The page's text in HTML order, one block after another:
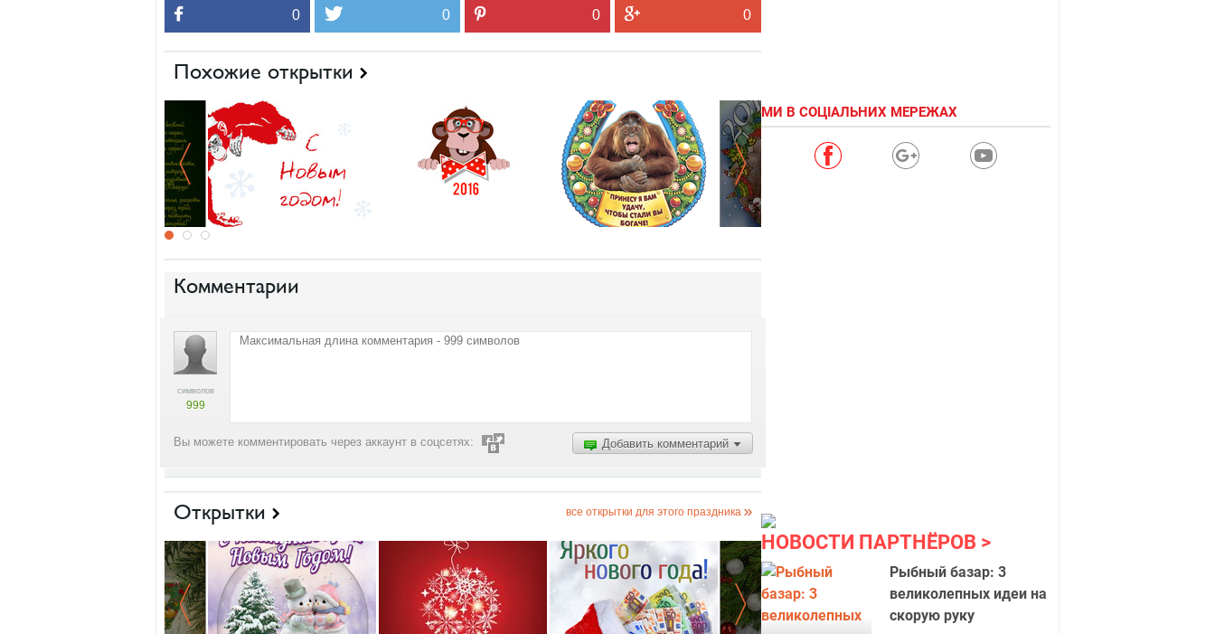
0 0 0 0
Похожие открытки
Комментарии
символов
999
Добавить комментарий
Вы можете комментировать через аккаунт в соцсетях:
Открытки все открытки для этого праздника
МИ В СОЦІАЛЬНИХ МЕРЕЖАХ
НОВОСТИ ПАРТНЁРОВ
Рыбный базар: 3
великолепных идеи на
скорую руку